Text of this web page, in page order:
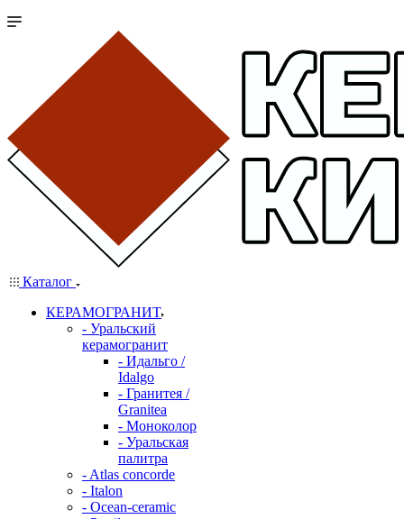
Каталог
КЕРАМОГРАНИТ
- Уральский
керамогранит
- Идальго /
Idalgo
- Гранитея /
Granitea
- Моноколор
- Уральская
палитра
- Atlas concorde
- Italon
- Ocean-ceramic